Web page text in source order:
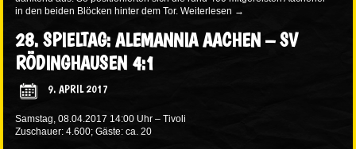
in den beiden Blöcken hinter dem Tor.Weiterlesen →
28. SPIELTAG: ALEMANNIA AACHEN – SV
RÖDINGHAUSEN 4:1
9. APRIL 2017
Samstag, 08.04.2017 14:00 Uhr – Tivoli
Zuschauer: 4.600; Gäste: ca. 20